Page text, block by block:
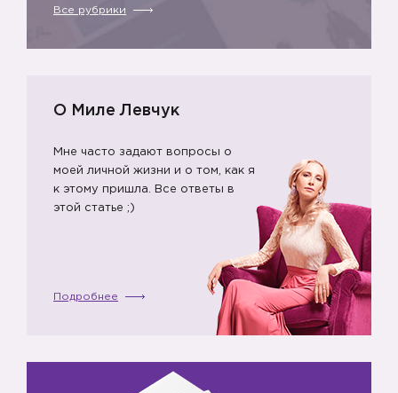
Все рубрики
О Миле Левчук
Мне часто задают вопросы о
моей личной жизни и о том, как я
к этому пришла. Все ответы в
этой статье ;)
Подробнее